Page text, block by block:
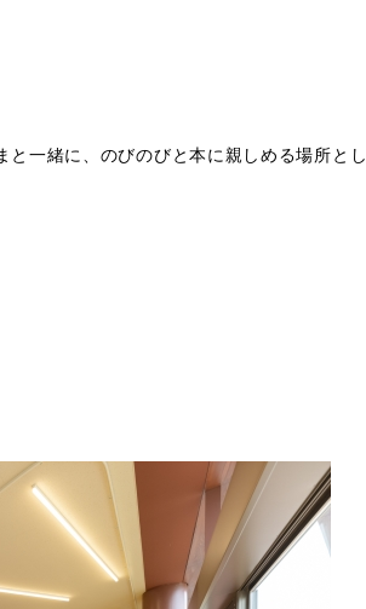
一緒に、のびのびと本に親しめる場所とし